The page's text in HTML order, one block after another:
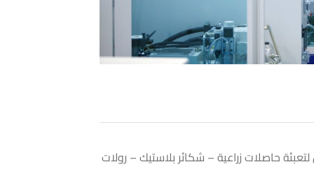
حاصلات زراعية – شكائر بلاستيك – رولات